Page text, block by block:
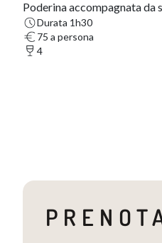
Poderina accompagnata da
Durata 1h30
75 a persona
4